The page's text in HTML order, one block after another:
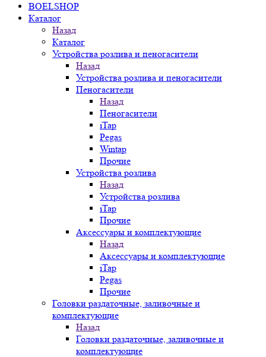
BOELSHOP
Каталог
Назад
Каталог
Устройства розлива и пеногасители
Назад
Устройства розлива и пеногасители
Пеногасители
Назад
Пеногасители
iTap
Pegas
Wintap
Прочие
Устройства розлива
Назад
Устройства розлива
iTap
Прочие
Аксессуары и комплектующие
Назад
Аксессуары и комплектующие
iTap
Pegas
Прочие
Головки раздаточные, заливочные и
комплектующие
Назад
Головки раздаточные, заливочные и
комплектующие